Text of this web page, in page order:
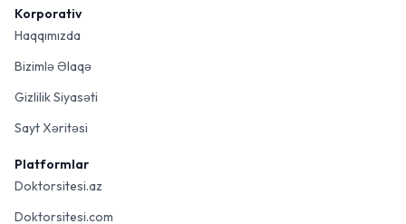
Korporativ
Haqqımızda
Bizimlə Əlaqə
Gizlilik Siyasəti
Sayt Xəritəsi
Platformlar
Doktorsitesi.az
Doktorsitesi.com